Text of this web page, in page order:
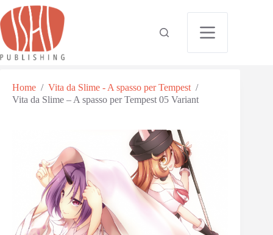
Home / Vita da Slime - A spasso per Tempest /
Vita da Slime – A spasso per Tempest 05 Variant